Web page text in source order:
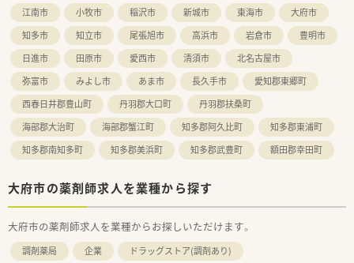
江南市
小牧市 稲沢市 新城市 東海市
大府市
知多市
知立市 尾張旭市 高浜市 岩倉市
豊明市
日進市
田原市 愛西市 清須市
北名古屋市
弥富市
みよし市 あま市 長久手市
愛知郡東郷町
西春日井郡豊山町
丹羽郡大口町
丹羽郡扶桑町
海部郡大治町
海部郡蟹江町 知多郡阿久比町
知多郡東浦町
知多郡南知多町
知多郡美浜町 知多郡武豊町 額田郡幸田町
大府市の薬剤師求人を業種から探す
大府市の薬剤師求人を業種からお探しいただけます。
調剤薬局 企業 ドラッグストア(調剤あり)